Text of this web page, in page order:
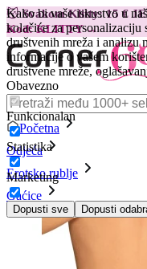
Kako bi vaše iskustvo u
kolačiće za personalizaciju
društvenih mreža i analizu
informacije o vašem
društvene mreže,
Obavezno
Funkcionalan
Statistika
Marketing
Dopusti sve Dopusti
😽Svakom Klitty: 15 €
Kod: KLITTY →
Početna
Odjeća
Erotsko rublje
Gaćice
Gaćice Sharlotte visokog